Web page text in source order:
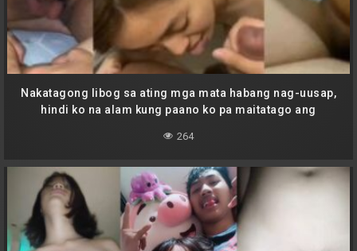
Nakatagong libog sa ating mga mata habang nag-uusap,
hindi ko na alam kung paano ko pa maitatago ang
264